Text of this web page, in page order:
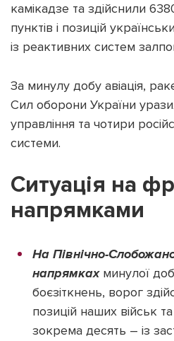
камікадзе та здійснили
пунктів і позицій
із реактивних систем
За минулу добу авіація,
Сил оборони України
управління та чотири
системи.
Ситуація на
напрямками
На Північно-
напрямкахминулої
боєзіткнень, ворог
позицій наших військ
зокрема десять – із